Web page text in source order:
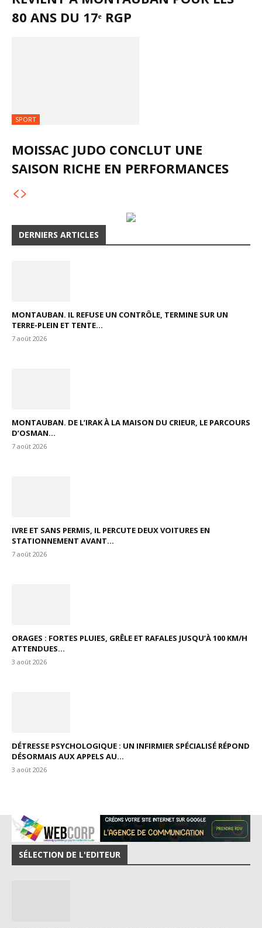
80 ANS DU 17ᵉ RGP
SPORT
MOISSAC JUDO CONCLUT UNE
SAISON RICHE EN PERFORMANCES
DERNIERS ARTICLES
MONTAUBAN. IL REFUSE UN CONTRÔLE, TERMINE SUR UN
TERRE-PLEIN ET TENTE...
7 août 2026
MONTAUBAN. DE L’IRAK À LA MAISON DU CRIEUR, LE PARCOURS
D’OSMAN...
7 août 2026
IVRE ET SANS PERMIS, IL PERCUTE DEUX VOITURES EN
STATIONNEMENT AVANT...
7 août 2026
ORAGES : FORTES PLUIES, GRÊLE ET RAFALES JUSQU’À 100 KM/H
ATTENDUES...
3 août 2026
DÉTRESSE PSYCHOLOGIQUE : UN INFIRMIER SPÉCIALISÉ RÉPOND
DÉSORMAIS AUX APPELS AU...
3 août 2026
SÉLECTION DE L'EDITEUR